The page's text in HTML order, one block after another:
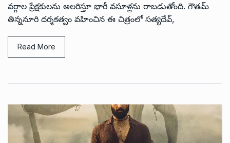
వర్గాల ప్రేక్షకులను అలరిస్తూ భారీ వసూళ్లను రాబడుతోంది. గౌతమ్
తిన్ననూరి దర్శకత్వం వహించిన ఈ చిత్రంలో సత్యదేవ్,
Read More